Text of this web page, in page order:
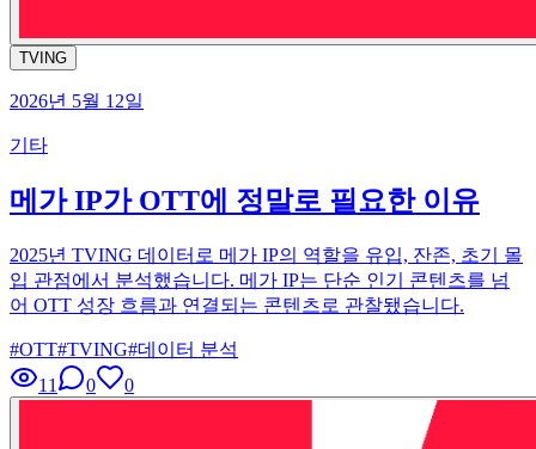
TVING
2026년 5월 12일
기타
메가 IP가 OTT에 정말로 필요한 이유
2025년 TVING 데이터로 메가 IP의 역할을 유입, 잔존, 초기 몰
입 관점에서 분석했습니다. 메가 IP는 단순 인기 콘텐츠를 넘
어 OTT 성장 흐름과 연결되는 콘텐츠로 관찰됐습니다.
#OTT#TVING#데이터 분석
11
0 0